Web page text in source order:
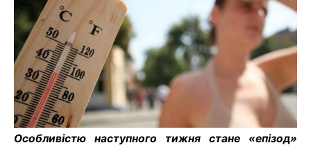
Особливістю наступного тижня стане «епізод»